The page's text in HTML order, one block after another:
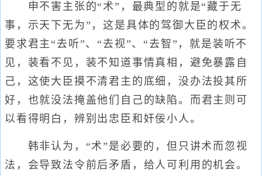
申不害主张的“术”，最典型的就是“藏于无
事，示天下无为”，这是具体的驾御大臣的权术。
要求君主“去听”、“去视”、“去智”，就是装听不
见，装看不见，装不知道事情真相，避免暴露自
己，这使大臣摸不清君主的底细，没办法投其所
好，也就没法掩盖他们自己的缺陷。而君主则可
以看得明白，辨别出忠臣和奸佞小人。
韩非认为，“术”是必要的，但只讲术而忽视
法，会导致法令前后矛盾，给人可利用的机会。